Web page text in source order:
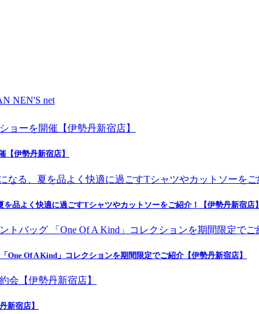
伊勢丹新宿店】
品よく快適に過ごすTシャツやカットソーをご紹介！【伊勢丹新宿店】
One Of A Kind」コレクションを期間限定でご紹介【伊勢丹新宿店】
新宿店】